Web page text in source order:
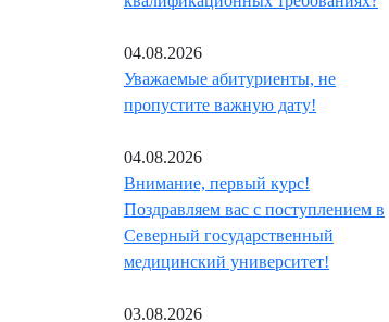
04.08.2026
Уважаемые абитуриенты, не
пропустите важную дату!
04.08.2026
Внимание, первый курс!
Поздравляем вас с поступлением в
Северный государственный
медицинский университет!
03.08.2026